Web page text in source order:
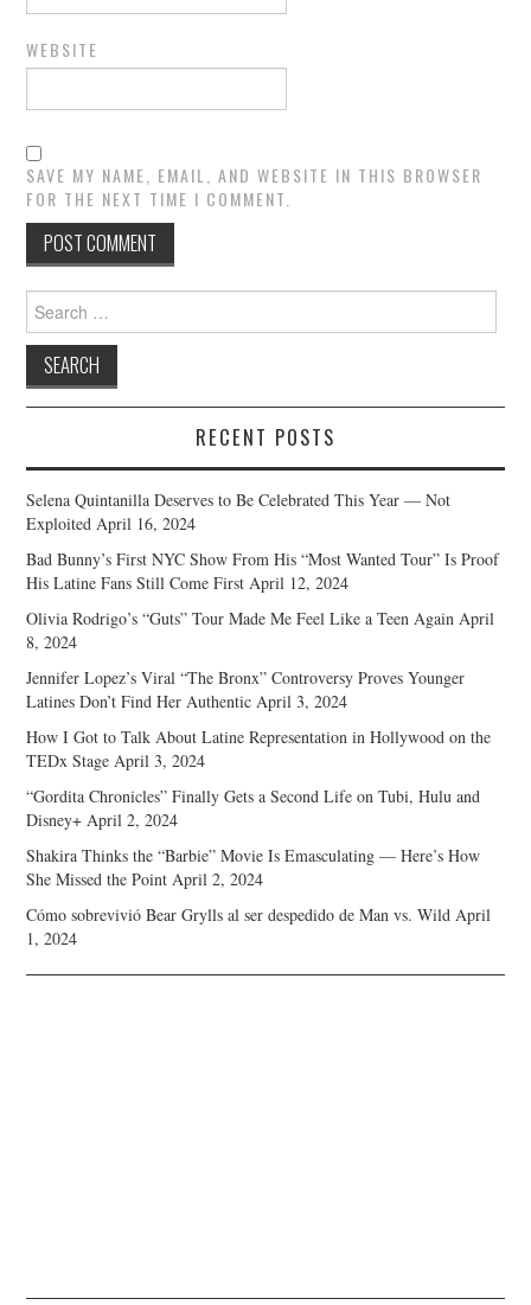
WEBSITE
SAVE MY NAME, EMAIL, AND WEBSITE IN THIS BROWSER
FOR THE NEXT TIME I COMMENT.
Search
for:
RECENT POSTS
Selena Quintanilla Deserves to Be Celebrated This Year — Not
Exploited April 16, 2024
Bad Bunny’s First NYC Show From His “Most Wanted Tour” Is Proof
His Latine Fans Still Come First April 12, 2024
Olivia Rodrigo’s “Guts” Tour Made Me Feel Like a Teen Again April
8, 2024
Jennifer Lopez’s Viral “The Bronx” Controversy Proves Younger
Latines Don’t Find Her Authentic April 3, 2024
How I Got to Talk About Latine Representation in Hollywood on the
TEDx Stage April 3, 2024
“Gordita Chronicles” Finally Gets a Second Life on Tubi, Hulu and
Disney+ April 2, 2024
Shakira Thinks the “Barbie” Movie Is Emasculating — Here’s How
She Missed the Point April 2, 2024
Cómo sobrevivió Bear Grylls al ser despedido de Man vs. Wild April
1, 2024